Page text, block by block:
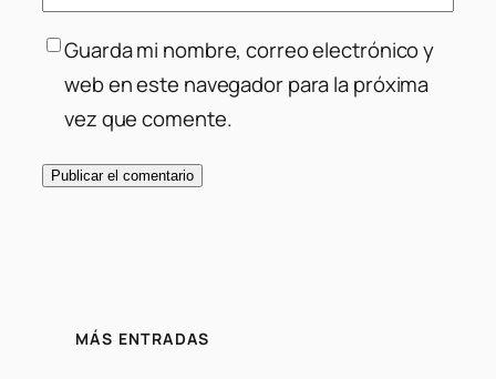
Guarda mi nombre, correo electrónico y
web en este navegador para la próxima
vez que comente.
MÁS ENTRADAS